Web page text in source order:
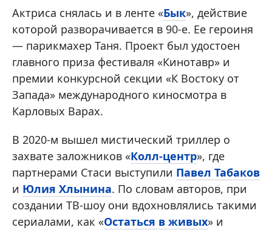
Актриса снялась и в ленте «Бык», действие
которой разворачивается в 90-е. Ее героиня
— парикмахер Таня. Проект был удостоен
главного приза фестиваля «Кинотавр» и
премии конкурсной секции «К Востоку от
Запада» международного киносмотра в
Карловых Варах.
В 2020-м вышел мистический триллер о
захвате заложников «Колл-центр», где
партнерами Стаси выступили Павел Табаков
и Юлия Хлынина. По словам авторов, при
создании ТВ-шоу они вдохновлялись такими
сериалами, как «Остаться в живых» и